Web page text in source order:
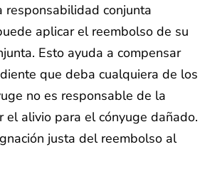
responsabilidad conjunta
aplicar el reembolso de su
Esto ayuda a compensar
que deba cualquiera de los
no es responsable de la
el alivio para el cónyuge dañado.
justa del reembolso al